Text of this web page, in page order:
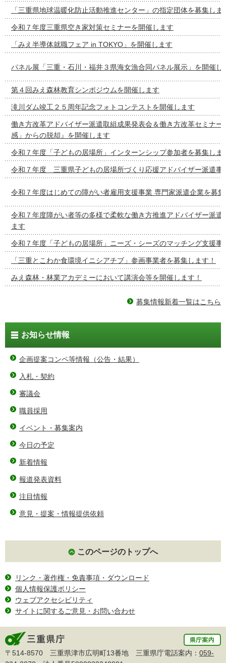
「三重県地球温暖化防止活動推進センター」の指定団体を募集しま
令和７年度三重県空き家対策セミナーを開催します
「みえ半導体就職フェア in TOKYO」を開催します
パネル展「三重・石川・福井３県海女漁合同パネル展示」を開催し
第４回みえ森林教育シンポジウムを開催します
滝川ダム竣工２５周年記念フォトコンテストを開催します
働き方改革アドバイザー派遣取組成果発表会＆働き方改革セミナー
感」からの脱却』を開催します
令和７年度「子どもの居場所」インターンシップ参加者を募集しま
令和７年度 三重県子どもの居場所づくり応援アドバイザー派遣事
令和７年度はじめての障がい者雇用支援事業 専門家派遣企業を募
令和７年度障がい者等の多様で柔軟な働き方推進アドバイザー派遣
ます
令和７年度「子どもの居場所」ニーズ・シーズのマッチング支援事
「三重とこわか食環境イニシアチブ」参画事業者を募集します！
みえ森林・林業アカデミーにおいて講演会等を開催します！
募集情報新着一覧はこちら
お知らせ情報
企画提案コンペ等情報（公告・結果）
入札・契約
審議会
職員採用
イベント・募集案内
今日の予定
新着情報
報道発表資料
注目情報
意見・提案・情報提供依頼
このページのトップへ
リンク・著作権・免責事項・ダウンロード
個人情報保護ポリシー
ウェブアクセシビリティ
サイトに関するご意見・お問い合わせ
〒514-8570 三重県津市広明町13番地 三重県庁電話案内： 059-